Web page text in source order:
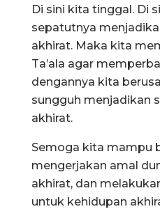
Di sini kita tinggal. Di
sepatutnya
akhirat. Maka kita
Ta’ala agar
dengannya kita
sungguh menjadikan
akhirat.
Semoga kita mampu
mengerjakan amal
akhirat, dan
untuk kehidupan